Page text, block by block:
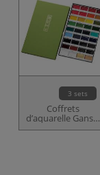
3 sets
Coffrets
d’aquarelle Gansai
Kuretake